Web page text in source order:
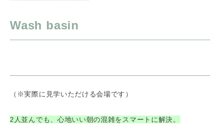
Wash basin
（※実際に見学いただける会場です）
2人並んでも、心地いい朝の混雑をスマートに解決。